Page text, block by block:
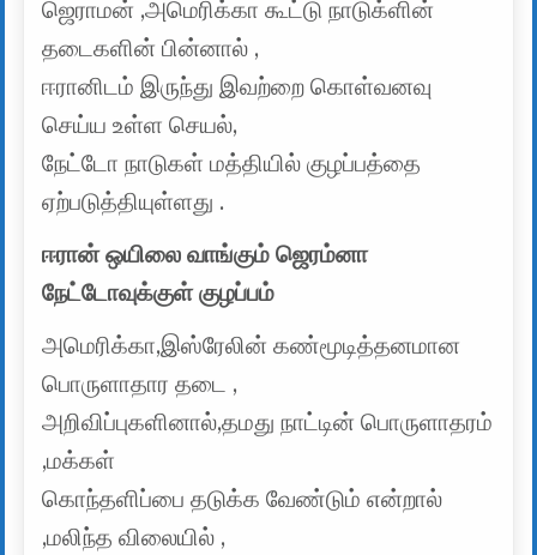
ஜெராமன் ,அமெரிக்கா கூட்டு நாடுக்ளின்
தடைகளின் பின்னால் ,
ஈரானிடம் இருந்து இவற்றை கொள்வனவு
செய்ய உள்ள செயல்,
நேட்டோ நாடுகள் மத்தியில் குழப்பத்தை
ஏற்படுத்தியுள்ளது .
ஈரான் ஒயிலை வாங்கும் ஜெரம்னா
நேட்டோவுக்குள் குழப்பம்
அமெரிக்கா,இஸ்ரேலின் கண்மூடித்தனமான
பொருளாதார தடை ,
அறிவிப்புகளினால்,தமது நாட்டின் பொருளாதரம்
,மக்கள்
கொந்தளிப்பை தடுக்க வேண்டும் என்றால்
,மலிந்த விலையில் ,